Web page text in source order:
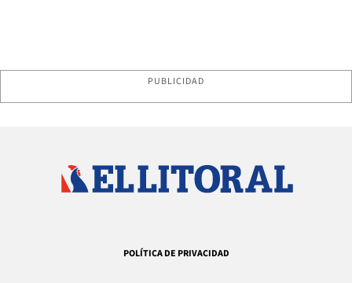
PUBLICIDAD
POLÍTICA DE PRIVACIDAD